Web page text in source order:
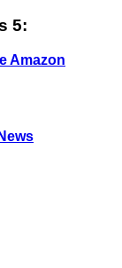
5:
Amazon